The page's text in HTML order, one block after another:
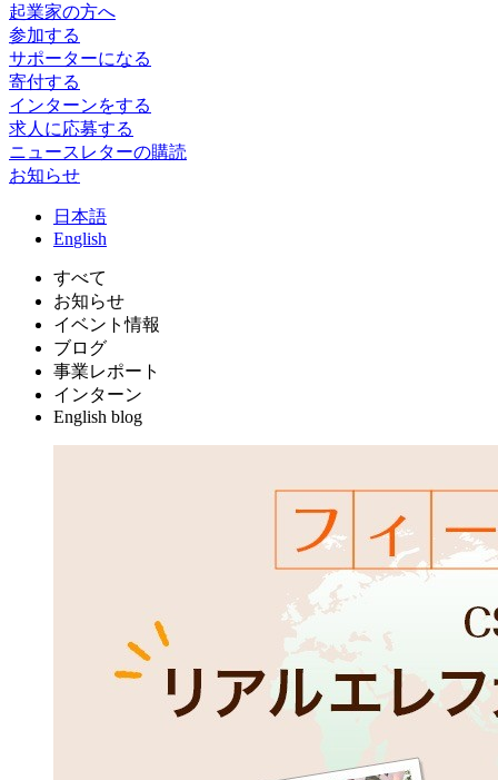
起業家の方へ
参加する
サポーターになる
寄付する
インターンをする
求人に応募する
ニュースレターの購読
お知らせ
日 本語
English
すべて
お知らせ
イベント情報
ブログ
事業レポート
インターン
English blog